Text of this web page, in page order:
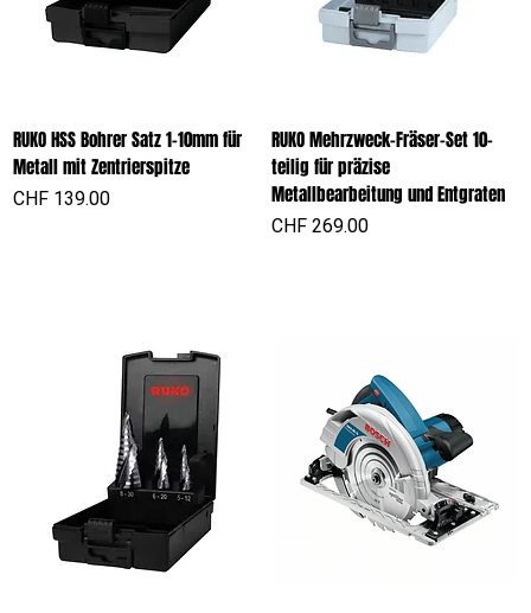
RUKO HSS Bohrer Satz 1-10mm für
Metall mit Zentrierspitze
Preis
CHF 139.00
RUKO Mehrzweck-Fräser-Set 10-
teilig für präzise
Metallbearbeitung und Entgraten
Preis
CHF 269.00